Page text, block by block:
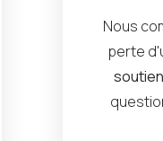
Nous
perte